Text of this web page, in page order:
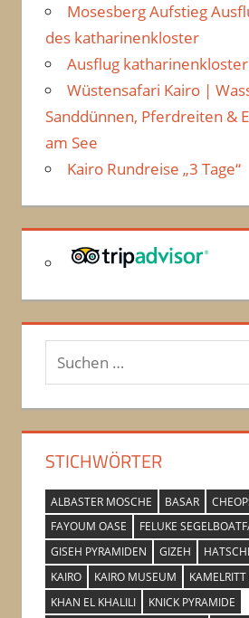
Mosesberg Aufstieg
des katharinenkloster
Ausflug katharinenkloster
Wüstensafari Kairo |
Sanddünnen, Pferdreiten &
am See
Kairo Rundreise „3 Tage“
Suchen
nach:
STICHWÖRTER
ALBASTER MOSCHE BASAR
FAYOUM OASE
FELUKE
GISEH PYRAMIDEN
GIZEH
KAIRO
KAIRO MUSEUM
KHAN EL KHALILI
KNICK PYRAMIDE